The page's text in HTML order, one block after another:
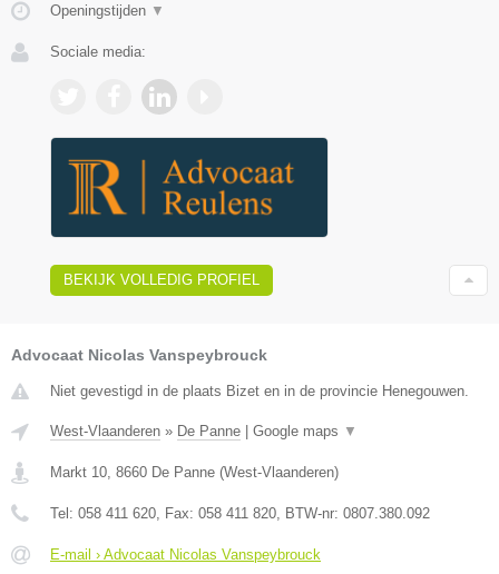
Openingstijden ▼
Sociale media:
BEKIJK VOLLEDIG PROFIEL
Advocaat Nicolas Vanspeybrouck
Niet gevestigd in de plaats Bizet en in de provincie Henegouwen.
West-Vlaanderen » De Panne Google maps ▼
Markt 10, 8660 De Panne (West-Vlaanderen)
Tel: 058 411 620, Fax: 058 411 820, BTW-nr: 0807.380.092
E-mail › Advocaat Nicolas Vanspeybrouck